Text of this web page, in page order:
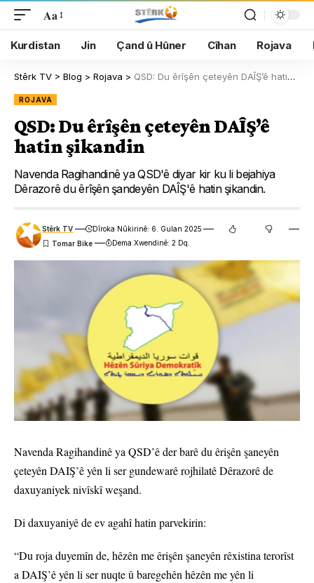
Aa
Kurdistan Jin Çand û Hûner Cîhan Rojava
Stêrk TV > Blog > Rojava > QSD: Du êrîşên çeteyên DAÎŞ’ê hatin şikandin
ROJAVA
QSD: Du êrîşên çeteyên DAÎŞ’ê
hatin şikandin
Navenda Ragihandinê ya QSD'ê diyar kir ku li bejahiya
Dêrazorê du êrîşên şandeyên DAÎŞ'ê hatin şikandin.
Stêrk TV
Dîroka Nûkirinê: 6. Gulan 2025
Dema Xwendinê: 2 Dq.
Navenda Ragihandinê ya QSD’ê der barê du êrişên şaneyên
çeteyên DAIŞ’ê yên li ser gundewarê rojhilatê Dêrazorê de
daxuyaniyek nivîskî weşand.
Di daxuyaniyê de ev agahî hatin parvekirin:
“Du roja duyemîn de, hêzên me êrişên şaneyên rêxistina terorîst
a DAIŞ’ê yên li ser nuqte û baregehên hêzên me yên li